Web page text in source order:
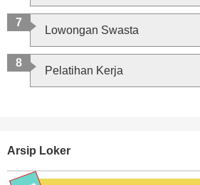
Lowongan Swasta
Pelatihan Kerja
Arsip Loker